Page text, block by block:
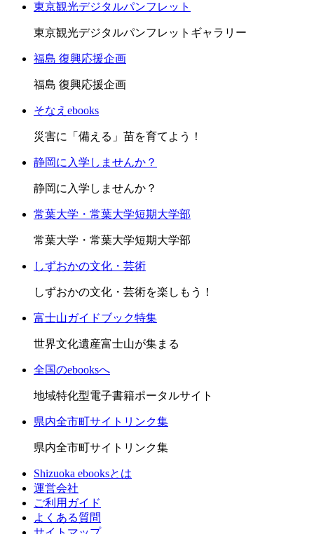
東京観光デジタルパンフレット
東京観光デジタルパンフレットギャラリー
福島 復興応援企画
福島 復興応援企画
そなえebooks
災害に「備える」苗を育てよう！
静岡に入学しませんか？
静岡に入学しませんか？
常葉大学・常葉大学短期大学部
常葉大学・常葉大学短期大学部
しずおかの文化・芸術
しずおかの文化・芸術を楽しもう！
富士山ガイドブック特集
世界文化遺産富士山が集まる
全国のebooksへ
地域特化型電子書籍ポータルサイト
県内全市町サイトリンク集
県内全市町サイトリンク集
Shizuoka ebooksとは
運営会社
ご利用ガイド
よくある質問